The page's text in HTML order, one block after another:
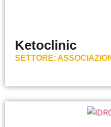
Ketoclinic
SETTORE: